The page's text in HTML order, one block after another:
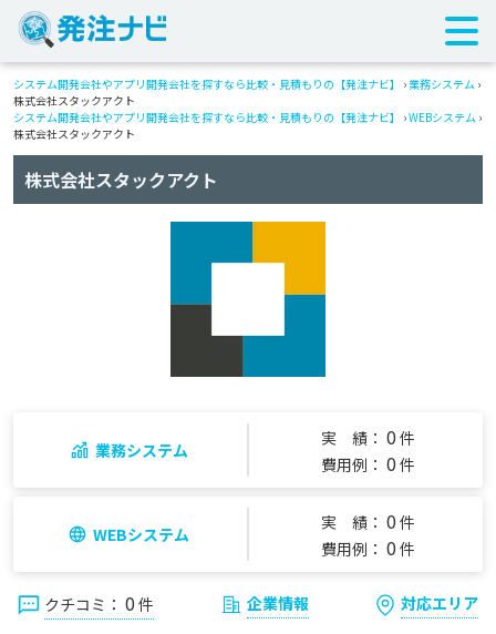
システム開発会社やアプリ開発会社を探すなら比較・見積もりの【発注ナビ】 › 業務システム ›
株式会社スタックアクト
システム開発会社やアプリ開発会社を探すなら比較・見積もりの【発注ナビ】
›WEBシステム ›
株式会社スタックアクト
株式会社スタックアクト
業務システム
実 績： 0 件
費用例： 0 件
WEBシステム
実 績： 0 件
費用例： 0 件
クチコミ： 0 件 企業情報 対応エリア